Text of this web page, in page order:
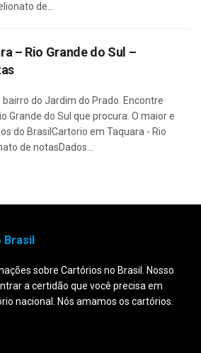
de...
– Rio Grande do Sul –
do Jardim do Prado. Encontre
Grande do Sul que procura. O maior e
do BrasilCartorio em Taquara - Rio
de notasDados...
sobre Cartórios no Brasil. Nosso
a certidão que você precisa em
nacional. Nós amamos os cartórios.